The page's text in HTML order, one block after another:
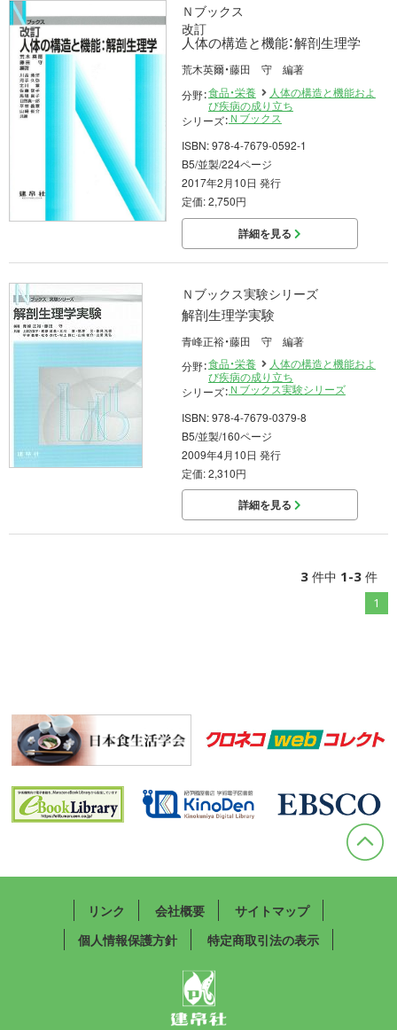
Ｎブックス
改訂
人体の構造と機能：解剖生理学
荒木英爾・藤田 守 編著
分野：食品・栄養
人体の構造と機能およ
び疾病の成り立ち
シリーズ： Ｎブックス
ISBN: 978-4-7679-0592-1
B5/並製/224ページ
2017年2月10日 発行
定価: 2,750円
詳細を見る
Ｎブックス実験シリーズ
解剖生理学実験
青峰正裕・藤田 守 編著
分野：食品・栄養
人体の構造と機能およ
び疾病の成り立ち
シリーズ： Ｎブックス実験シリーズ
ISBN: 978-4-7679-0379-8
B5/並製/160ページ
2009年4月10日 発行
定価: 2,310円
詳細を見る
3件中 1-3件
1
リンク 会社概要
サイトマップ
個人情報保護方針
特定商取引法の表示